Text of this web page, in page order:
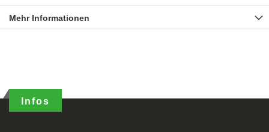
Mehr Informationen
Infos